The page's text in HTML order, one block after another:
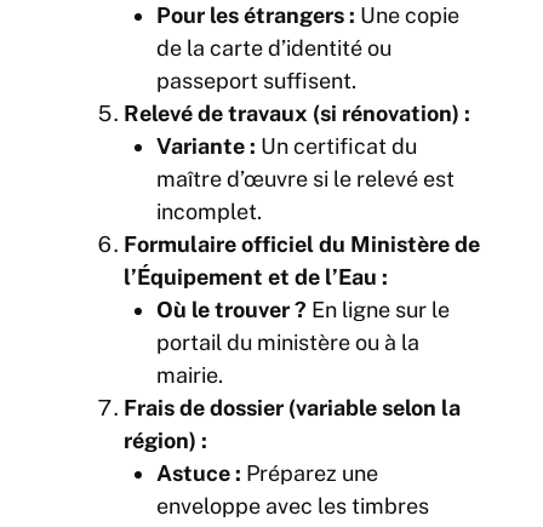
Pour les étrangers : Une copie
de la carte d’identité ou
passeport suffisent.
Relevé de travaux (si rénovation) :
Variante : Un certificat du
maître d’œuvre si le relevé est
incomplet.
Formulaire officiel du Ministère de
l’Équipement et de l’Eau :
Où le trouver ? En ligne sur le
portail du ministère ou à la
mairie.
Frais de dossier (variable selon la
région) :
Astuce : Préparez une
enveloppe avec les timbres